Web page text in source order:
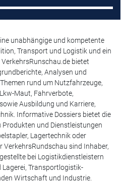
unabhängige und kompetente
Transport und Logistik und ein
bietet
Analysen und
rund um Nutzfahrzeuge,
Maut, Fahrverbote,
Ausbildung und Karriere,
Informative Dossiers bietet die
und Dienstleistungen
Lagertechnik oder
VerkehrsRundschau sind Inhaber,
bei Logistikdienstleistern
Transportlogistik-
Wirtschaft und Industrie.